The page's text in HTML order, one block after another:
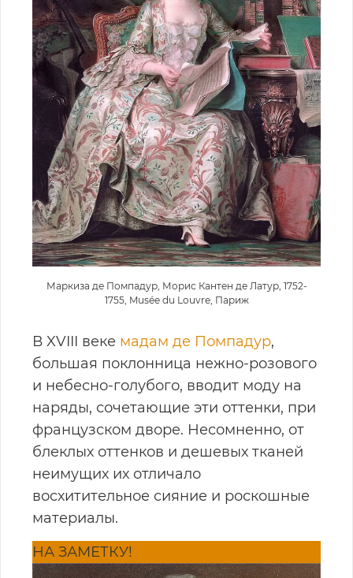
Маркиза де Помпадур, Морис Кантен де Латур, 1752-
1755, Musée du Louvre, Париж
В XVIII веке мадам де Помпадур,
большая поклонница нежно-розового
и небесно-голубого, вводит моду на
наряды, сочетающие эти оттенки, при
французском дворе. Несомненно, от
блеклых оттенков и дешевых тканей
неимущих их отличало
восхитительное сияние и роскошные
материалы.
НА ЗАМЕТКУ!